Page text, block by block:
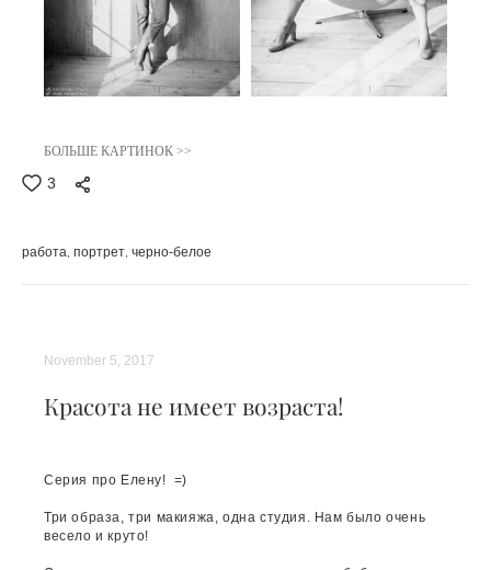
БОЛЬШЕ КАРТИНОК >>
3
работа портрет черно-белое
Красота не имеет возраста!
November 5, 2017
Серия про Елену! =)
Три образа, три макияжа, одна студия. Нам было очень
весело и круто!